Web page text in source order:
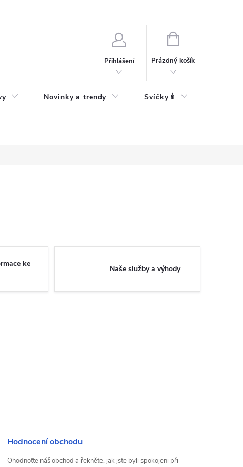
Přihlášení
NÁKUPNÍ
Prázdný košík
Novinky a trendy Svíčky 🕯️
ke
Naše služby a výhody
Hodnocení obchodu
Ohodnoťte náš obchod a řekněte, jak jste byli spokojeni při